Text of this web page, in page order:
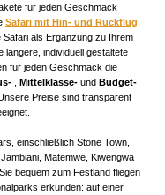
für jeden Geschmack
Safari mit Hin- und Rückflug
Safari als Ergänzung zu Ihrem
längere, individuell gestaltete
für jeden Geschmack die
Mittelklasse- und Budget-
Preise sind transparent
einschließlich Stone Town,
Matemwe, Kiwengwa
bequem zum Festland fliegen
erkunden: auf einer